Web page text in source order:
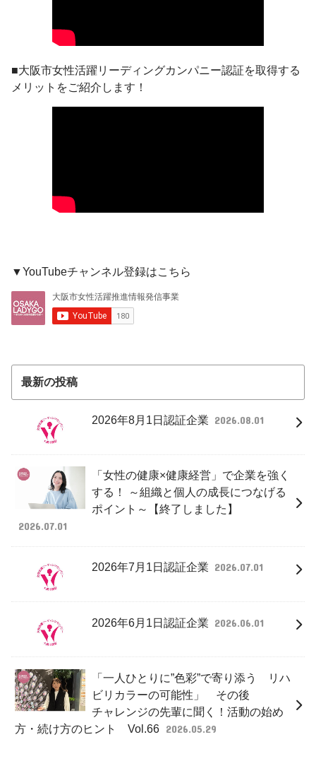
■大阪市女性活躍リーディングカンパニー認証を取得する
メリットをご紹介します！
▼YouTubeチャンネル登録はこちら
最新の投稿
2026年8月1日認証企業 2026.08.01
「女性の健康×健康経営」で企業を強く
する！ ～組織と個人の成長につなげる
ポイント～【終了しました】
2026.07.01
2026年7月1日認証企業 2026.07.01
2026年6月1日認証企業 2026.06.01
「一人ひとりに”色彩”で寄り添う リハ
ビリカラーの可能性」 その後
チャレンジの先輩に聞く！活動の始め
方・続け方のヒント Vol.66 2026.05.29